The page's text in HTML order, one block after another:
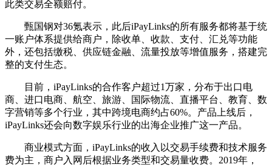
此类交易全额赔付。
甄国钢对36氪表示，此后iPayLinks的所有服务都将基于统
一账户体系提供给商户，除收单、收款、支付、汇兑等功能
外，还包括缴税、供应链金融、流量投放等增值服务，搭建完
整的支付生态。
目前，iPayLinks的合作客户超过1万家，分布于出口电
商、进口电商、航空、旅游、国际物流、直播平台、教育、数
字营销等多个行业，其中跨境电商约占60%。产品上线后，
iPayLinks还会向数字娱乐行业的出海企业推广这一产品。
商业模式方面，iPayLinks的收入以交易手续费和技术服务
费为主，商户入网后根据业务类型和交易量收费。2019年，